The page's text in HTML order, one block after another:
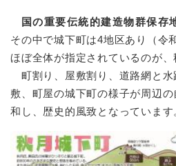
国の重要伝統的建造物群保存
その中で城下町は4地区あり（令
ほぼ全体が指定されているのが、
町割り、屋敷割り、道路網と水
敷、町屋の城下町の様子が周辺
和し、歴史的風致となっています